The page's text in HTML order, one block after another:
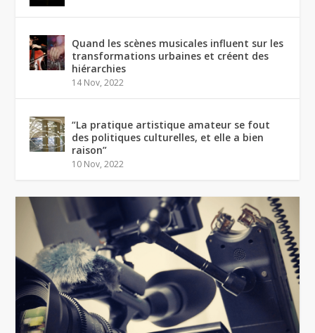
Quand les scènes musicales influent sur les
transformations urbaines et créent des
hiérarchies
14 Nov, 2022
“La pratique artistique amateur se fout
des politiques culturelles, et elle a bien
raison”
10 Nov, 2022